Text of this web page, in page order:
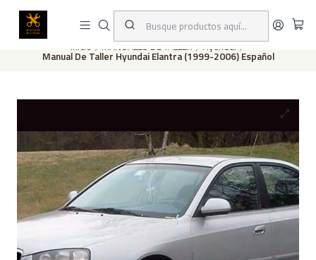
Este es el texto del slide
Inicio MANUALES DE TALLER Hyundai
Manual De Taller Hyundai Elantra (1999-2006) Español